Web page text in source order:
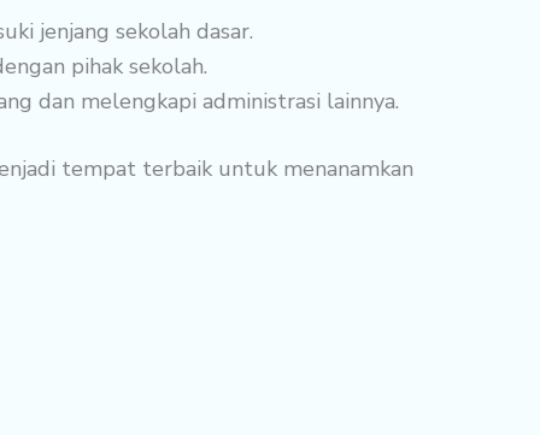
jenjang sekolah dasar.
pihak sekolah.
dan melengkapi administrasi lainnya.
tempat terbaik untuk menanamkan